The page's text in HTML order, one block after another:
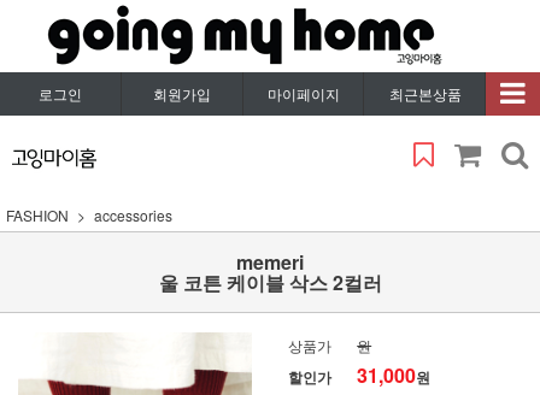
로그인 회원가입 마이페이지 최근본상품
FASHION accessories
memeri
울 코튼 케이블 삭스 2컬러
상품가 원
할인가 31,000원